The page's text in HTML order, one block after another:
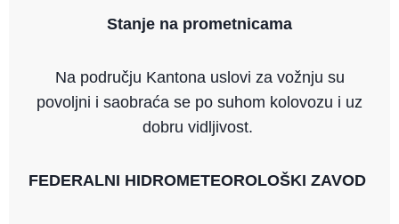
Stanje na prometnicama
Na području Kantona uslovi za vožnju su
povoljni i saobraća se po suhom kolovozu i uz
dobru vidljivost.
FEDERALNI HIDROMETEOROLOŠKI ZAVOD